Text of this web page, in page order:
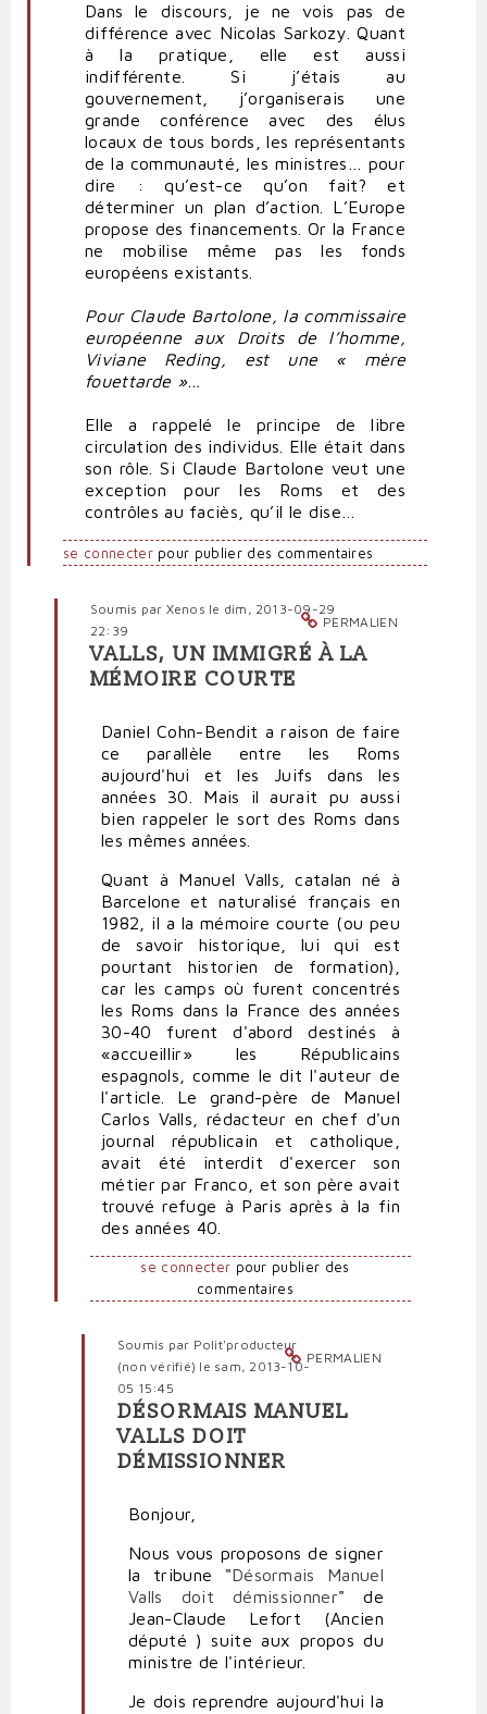
Dans le discours, je ne vois pas de
différence avec Nicolas Sarkozy. Quant
à la pratique, elle est aussi
indifférente. Si j’étais au
gouvernement, j’organiserais une
grande conférence avec des élus
locaux de tous bords, les représentants
de la communauté, les ministres… pour
dire : qu’est-ce qu’on fait? et
déterminer un plan d’action. L’Europe
propose des financements. Or la France
ne mobilise même pas les fonds
européens existants.
Pour Claude Bartolone, la commissaire
européenne aux Droits de l’homme,
Viviane Reding, est une « mère
fouettarde »…
Elle a rappelé le principe de libre
circulation des individus. Elle était dans
son rôle. Si Claude Bartolone veut une
exception pour les Roms et des
contrôles au faciès, qu’il le dise…
se connecterpour publier des commentaires
PERMALIEN
Soumis par Xenos le dim, 2013-09-29
22:39
En
réponse
Cohn-
Bendit
sur
Valls
«Son
est
dangereux
idiot»
par
Citoyenlambda
(non
vérifié)
VALLS, UN IMMIGRÉ À LA
MÉMOIRE COURTE
Daniel Cohn-Bendit a raison de faire
ce parallèle entre les Roms
aujourd'hui et les Juifs dans les
années 30. Mais il aurait pu aussi
bien rappeler le sort des Roms dans
les mêmes années.
Quant à Manuel Valls, catalan né à
Barcelone et naturalisé français en
1982, il a la mémoire courte (ou peu
de savoir historique, lui qui est
pourtant historien de formation),
car les camps où furent concentrés
les Roms dans la France des années
30-40 furent d'abord destinés à
«accueillir» les Républicains
espagnols, comme le dit l'auteur de
l'article. Le grand-père de Manuel
Carlos Valls, rédacteur en chef d'un
journal républicain et catholique,
avait été interdit d'exercer son
métier par Franco, et son père avait
trouvé refuge à Paris après à la fin
des années 40.
se connecter pour publier des
commentaires
PERMALIEN
Soumis par Polit'producteur
(non vérifié) le sam, 2013-10-
05 15:45
En
réponse
à
un
mémoire
courte
par
Xenos
DÉSORMAIS MANUEL
VALLS DOIT
DÉMISSIONNER
Bonjour,
Nous vous proposons de signer
la tribune "Désormais Manuel
Valls doit démissionner" de
Jean-Claude Lefort (Ancien
député ) suite aux propos du
ministre de l'intérieur.
Je dois reprendre aujourd'hui la